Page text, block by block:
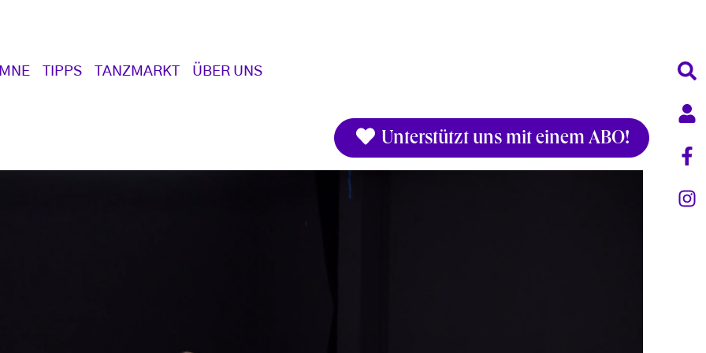
TIPPS TANZMARKT ÜBER UNS
Unterstützt uns mit einem ABO!